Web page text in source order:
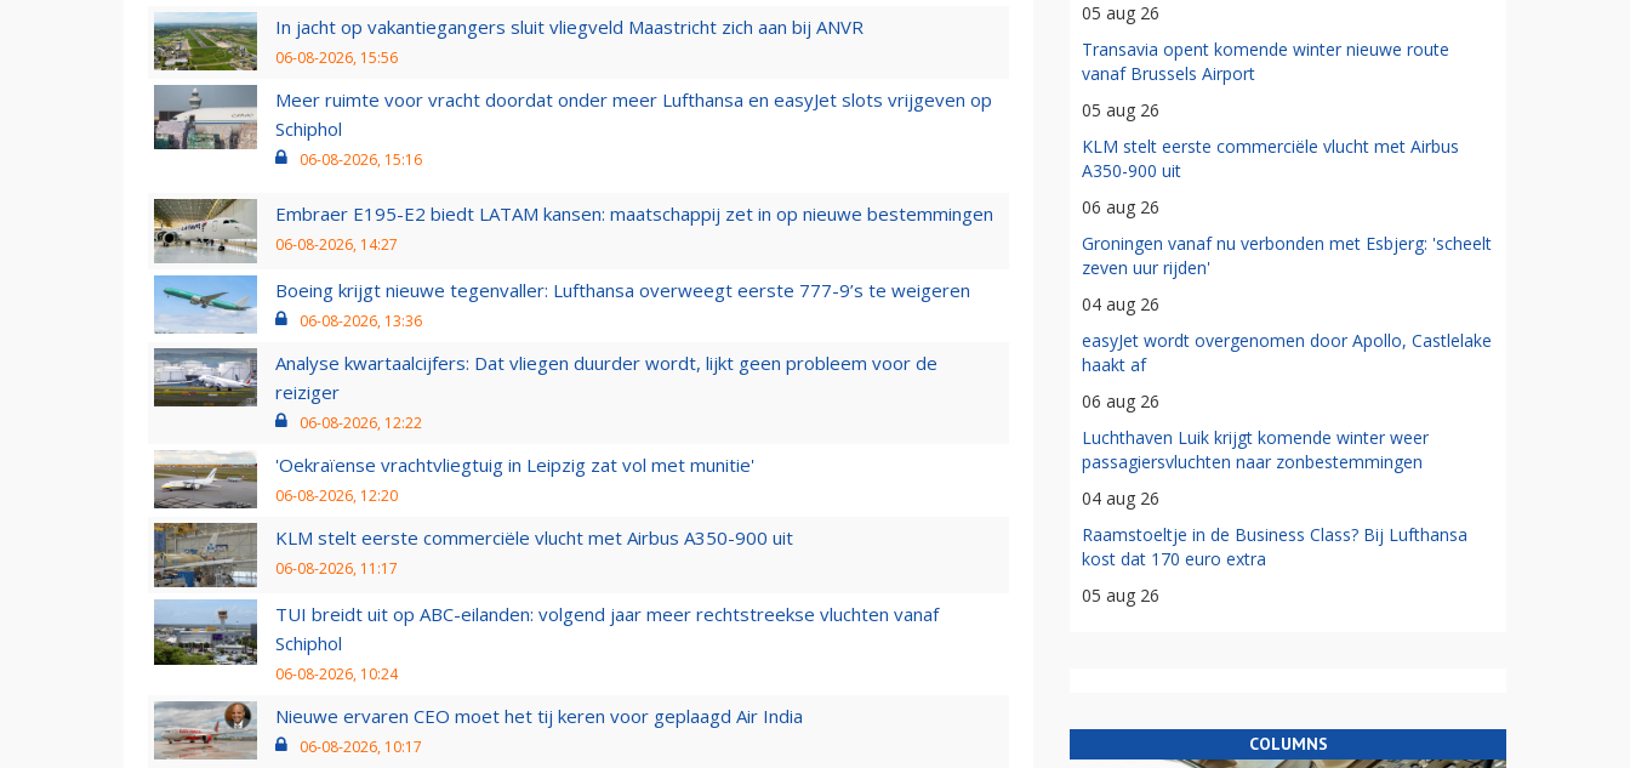
In jacht op vakantiegangers sluit vliegveld Maastricht zich aan bij ANVR
06-08-2026, 15:56
Meer ruimte voor vracht doordat onder meer Lufthansa en easyJet slots vrijgeven op
Schiphol
06-08-2026, 15:16
Embraer E195-E2 biedt LATAM kansen: maatschappij zet in op nieuwe bestemmingen
06-08-2026, 14:27
Boeing krijgt nieuwe tegenvaller: Lufthansa overweegt eerste 777-9’s te weigeren
06-08-2026, 13:36
Analyse kwartaalcijfers: Dat vliegen duurder wordt, lijkt geen probleem voor de
reiziger
06-08-2026, 12:22
'Oekraïense vrachtvliegtuig in Leipzig zat vol met munitie'
06-08-2026, 12:20
KLM stelt eerste commerciële vlucht met Airbus A350-900 uit
06-08-2026, 11:17
TUI breidt uit op ABC-eilanden: volgend jaar meer rechtstreekse vluchten vanaf
Schiphol
06-08-2026, 10:24
Nieuwe ervaren CEO moet het tij keren voor geplaagd Air India
06-08-2026, 10:17
05 aug 26
Transavia opent komende winter nieuwe route
vanaf Brussels Airport
05 aug 26
KLM stelt eerste commerciële vlucht met Airbus
A350-900 uit
06 aug 26
Groningen vanaf nu verbonden met Esbjerg: 'scheelt
zeven uur rijden'
04 aug 26
easyJet wordt overgenomen door Apollo, Castlelake
haakt af
06 aug 26
Luchthaven Luik krijgt komende winter weer
passagiersvluchten naar zonbestemmingen
04 aug 26
Raamstoeltje in de Business Class? Bij Lufthansa
kost dat 170 euro extra
05 aug 26
COLUMNS